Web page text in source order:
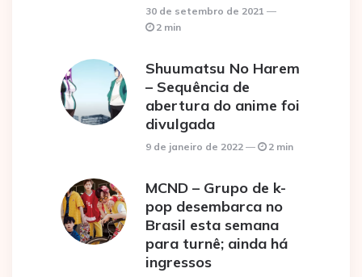
30 de setembro de 2021
2 min
Shuumatsu No Harem
– Sequência de
abertura do anime foi
divulgada
9 de janeiro de 2022 2 min
MCND – Grupo de k-
pop desembarca no
Brasil esta semana
para turnê; ainda há
ingressos